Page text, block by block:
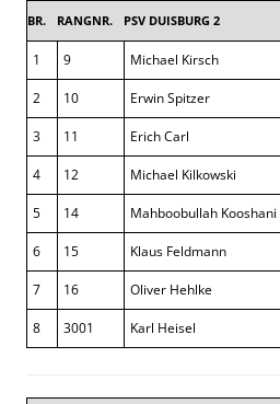
BR. RANGNR. PSV DUISBURG 2
1 9 Michael Kirsch
2 10 Erwin Spitzer
3 11 Erich Carl
4 12 Michael Kilkowski
5 14 Mahboobullah Kooshani
6 15 Klaus Feldmann
7 16 Oliver Hehlke
8 3001 Karl Heisel